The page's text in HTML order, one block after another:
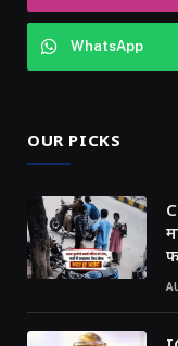
WhatsApp
OUR PICKS